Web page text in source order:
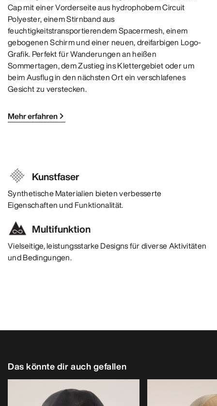
Cap mit einer Vorderseite aus hydrophobem Circuit
Polyester, einem Stirnband aus
feuchtigkeitstransportierendem Spacermesh, einem
gebogenen Schirm und einer neuen, dreifarbigen Logo-
Grafik. Perfekt für Wanderungen an heißen
Sommertagen, dem Zustieg ins Klettergebiet oder um
beim Ausflug in den nächsten Ort ein verschlafenes
Gesicht zu verstecken.
Mehr erfahren
Kunstfaser
Synthetische Materialien bieten verbesserte
Eigenschaften und Funktionalität.
Multifunktion
Vielseitige, leistungsstarke Designs für diverse Aktivitäten
und Bedingungen.
Das könnte dir auch gefallen